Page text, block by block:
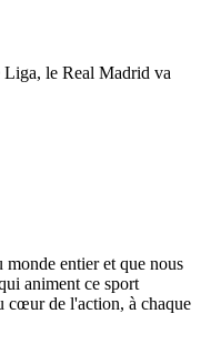
Liga, le Real Madrid va
entier et que nous
animent ce sport
cœur de l'action, à chaque